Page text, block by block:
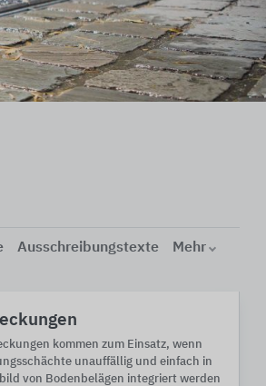
Ausschreibungstexte Mehr
kommen zum Einsatz, wenn
unauffällig und einfach in
von Bodenbelägen integriert werden